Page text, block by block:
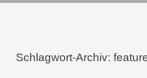
Schlagwort-Archiv: